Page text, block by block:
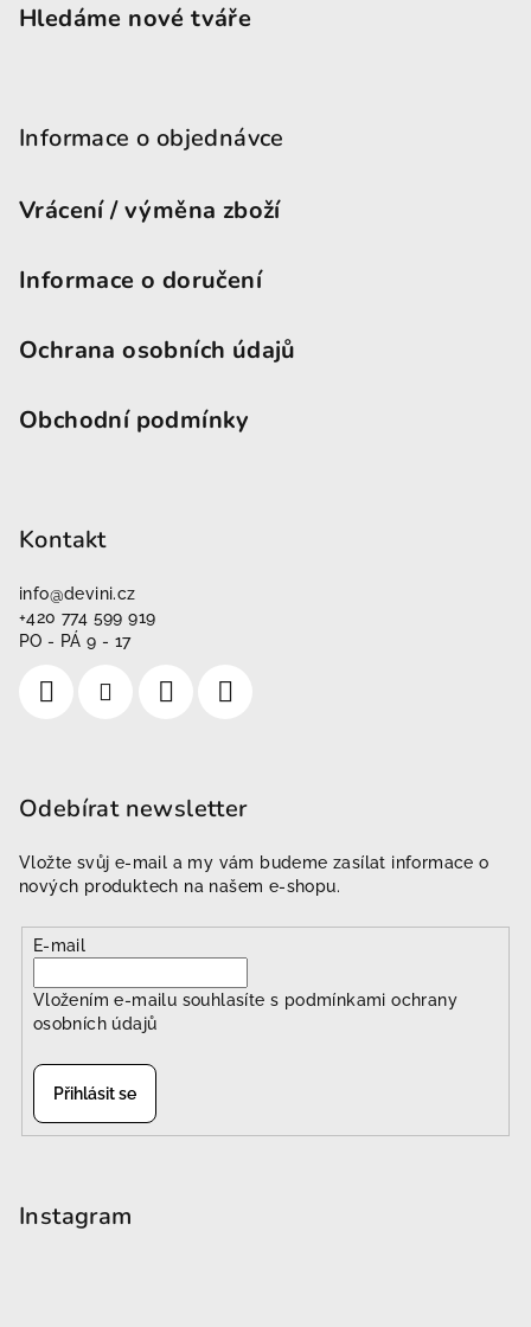
Hledáme nové tváře
Informace o objednávce
Vrácení / výměna zboží
Informace o doručení
Ochrana osobních údajů
Obchodní podmínky
Kontakt
info@devini.cz
+420 774 599 919
PO - PÁ 9 - 17
Odebírat newsletter
Vložte svůj e-mail a my vám budeme zasílat informace o
nových produktech na našem e-shopu.
E-mail
Vložením e-mailu souhlasíte s podmínkami ochrany
osobních údajů
Přihlásit se
Instagram